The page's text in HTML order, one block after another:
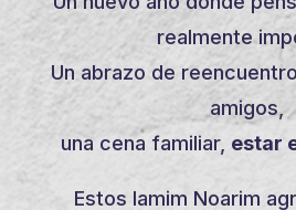
realmente
Un abrazo de
amigos,
una cena familiar, estar
Estos Iamim Noarim